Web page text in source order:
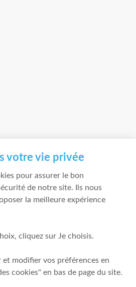
votre vie privée
pour assurer le bon
de notre site. Ils nous
la meilleure expérience
cliquez sur Je choisis.
modifier vos préférences en
cookies" en bas de page du site.